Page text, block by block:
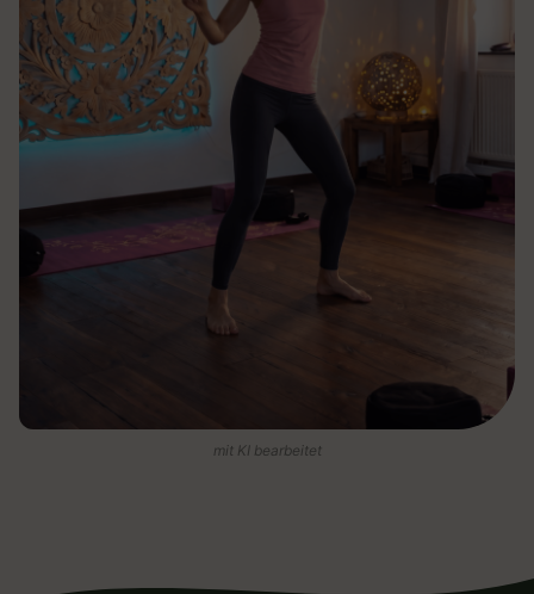
mit KI bearbeitet